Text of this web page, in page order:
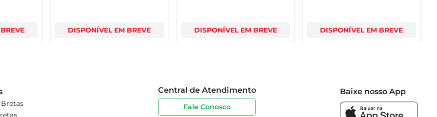
DISPONÍVEL EM BREVE DISPONÍVEL EM BREVE DISPONÍVEL EM BREVE
Central de Atendimento
Fale Conosco
Baixe nosso App